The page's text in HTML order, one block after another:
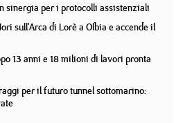
sinergia per i protocolli assistenziali
sull'Arca di Lorè a Olbia e accende il
13 anni e 18 milioni di lavori pronta
per il futuro tunnel sottomarino: